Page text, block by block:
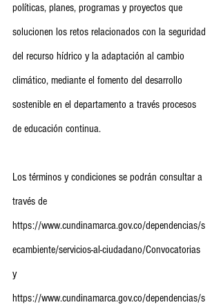
políticas, planes, programas y proyectos que
solucionen los retos relacionados con la seguridad
del recurso hídrico y la adaptación al cambio
climático, mediante el fomento del desarrollo
sostenible en el departamento a través procesos
de educación continua.
Los términos y condiciones se podrán consultar a
través de
https://www.cundinamarca.gov.co/dependencias/s
ecambiente/servicios-al-ciudadano/Convocatorias
y
https://www.cundinamarca.gov.co/dependencias/s